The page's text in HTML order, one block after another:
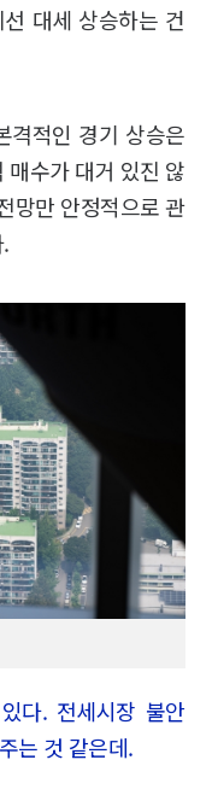
대세 상승하는 건
격적인 경기 상승은
매수가 대거 있진 않
망만 안정적으로 관
다. 전세시장 불안
는 것 같은데.